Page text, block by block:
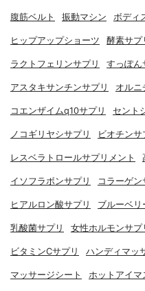
腹筋ベルト 振動マシン ボディ
ヒップアップショーツ 酵素サプ
ラクトフェリンサプリ すっぽん
アスタキサンチンサプリ オルニ
コエンザイムq10サプリ セント
ノコギリヤシサプリ ビオチンサ
レスベラトロールサプリメント
イソフラボンサプリ コラーゲン
ヒアルロン酸サプリ ブルーベリ
乳酸菌サプリ 女性ホルモンサプ
ビタミンCサプリ ハンディマッ
マッサージシート ホットアイマ